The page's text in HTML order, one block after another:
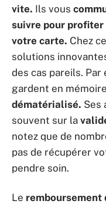
vite. Ils vous
suivre pour
votre carte. Chez
solutions
des cas pareils.
gardent en
dématérialisé. Ses
souvent sur la
notez que de
pas de récupérer
pendre soin.
Le remboursement